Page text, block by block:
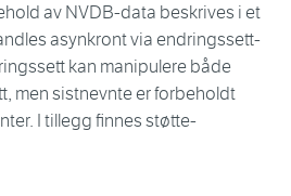
av NVDB-data beskrives i et
asynkront via endringssett-
kan manipulere både
men sistnevnte er forbeholdt
I tillegg finnes støtte-